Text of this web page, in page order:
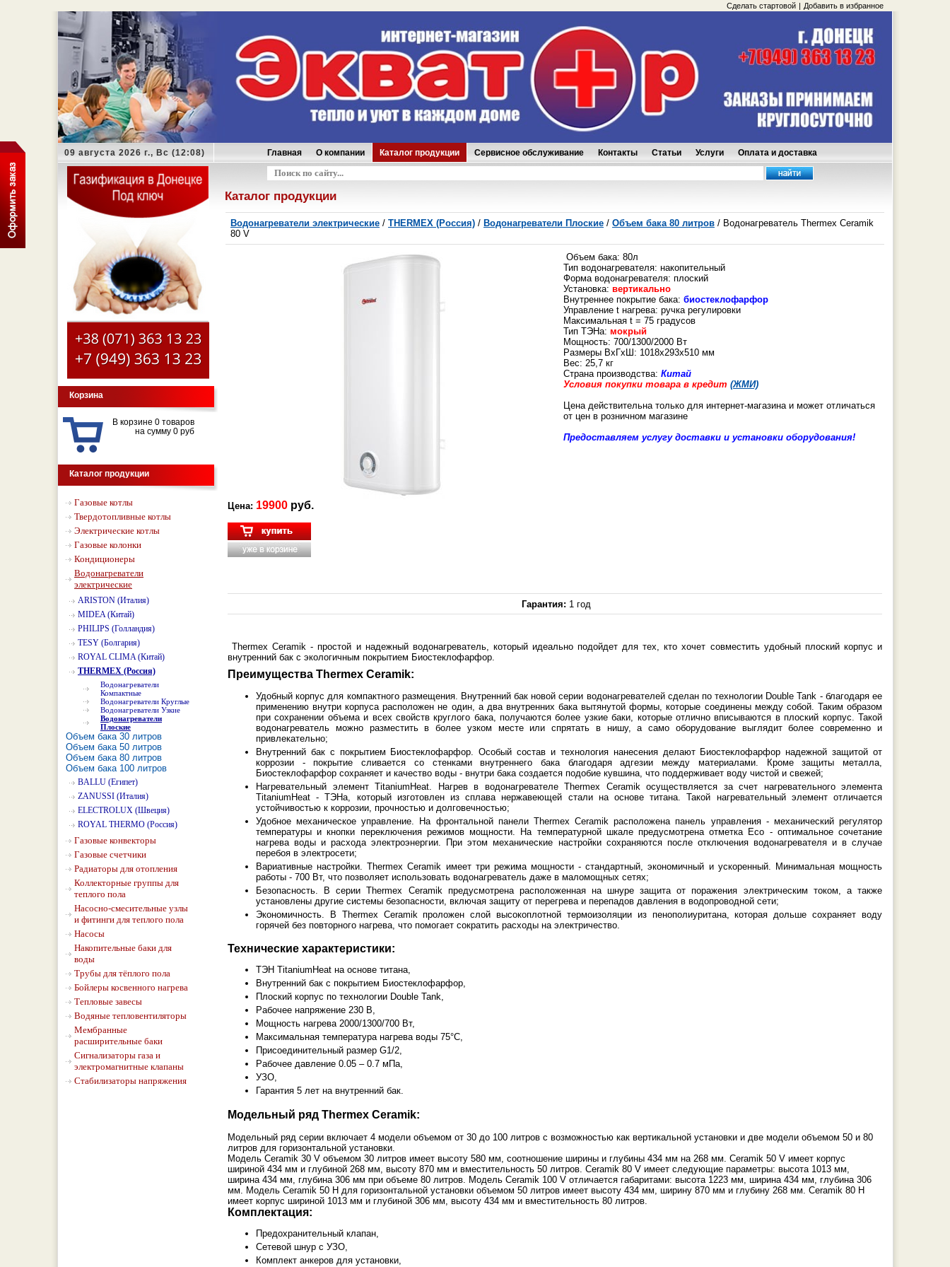
Сделать стартовой | Добавить в избранное
09 августа 2026 г., Вс (12:08) Главная О компании Каталог продукции Сервисное обслуживание Контакты Статьи Услуги
Оплата и доставка
Оформить заказ
Корзина
В корзине 0 товаров
на сумму 0 руб
Каталог продукции
Газовые котлы
Твердотопливные котлы
Электрические котлы
Газовые колонки
Кондиционеры
Водонагреватели
электрические
ARISTON (Италия)
MIDEA (Китай)
PHILIPS (Голландия)
TESY (Болгария)
ROYAL CLIMA (Китай)
THERMEX (Россия)
Водонагреватели
Компактные
Водонагреватели Круглые
Водонагреватели Узкие
Водонагреватели
Плоские
Объем бака 30 литров
Объем бака 50 литров
Объем бака 80 литров
Объем бака 100 литров
BALLU (Египет)
ZANUSSI (Италия)
ELECTROLUX (Швеция)
ROYAL THERMO (Россия)
Газовые конвекторы
Газовые счетчики
Радиаторы для отопления
Коллекторные группы для
теплого пола
Насосно-смесительные узлы
и фитинги для теплого пола
Насосы
Накопительные баки для
воды
Трубы для тёплого пола
Бойлеры косвенного нагрева
Тепловые завесы
Водяные тепловентиляторы
Мембранные
расширительные баки
Сигнализаторы газа и
электромагнитные клапаны
Стабилизаторы напряжения
Каталог продукции
Водонагреватели электрические / THERMEX (Россия) / Водонагреватели Плоские / Объем бака 80 литров / Водонагреватель Thermex Ceramik
80 V
Цена: 19900 руб.
Объем бака: 80л
Тип водонагревателя: накопительный
Форма водонагревателя: плоский
Установка: вертикально
Внутреннее покрытие бака: биостеклофарфор
Управление t нагрева: ручка регулировки
Максимальная t = 75 градусов
Тип ТЭНа: мокрый
Мощность: 700/1300/2000 Вт
Размеры ВхГхШ: 1018х293х510 мм
Вес: 25,7 кг
Страна производства: Китай
Условия покупки товара в кредит (ЖМИ)
Цена действительна только для интернет-магазина и может отличаться
от цен в розничном магазине
Предоставляем услугу доставки и установки оборудования!
Гарантия: 1 год
Thermex Ceramik - простой и надежный водонагреватель, который идеально подойдет для тех, кто хочет совместить удобный плоский корпус и
внутренний бак с экологичным покрытием Биостеклофарфор.
Преимущества Thermex Ceramik:
Удобный корпус для компактного размещения. Внутренний бак новой серии водонагревателей сделан по технологии Double Tank - благодаря ее
применению внутри корпуса расположен не один, а два внутренних бака вытянутой формы, которые соединены между собой. Таким образом
при сохранении объема и всех свойств круглого бака, получаются более узкие баки, которые отлично вписываются в плоский корпус. Такой
водонагреватель можно разместить в более узком месте или спрятать в нишу, а само оборудование выглядит более современно и
привлекательно;
Внутренний бак с покрытием Биостеклофарфор. Особый состав и технология нанесения делают Биостеклофарфор надежной защитой от
коррозии - покрытие сливается со стенками внутреннего бака благодаря адгезии между материалами. Кроме защиты металла,
Биостеклофарфор сохраняет и качество воды - внутри бака создается подобие кувшина, что поддерживает воду чистой и свежей;
Нагревательный элемент TitaniumHeat. Нагрев в водонагревателе Thermex Ceramik осуществляется за счет нагревательного элемента
TitaniumHeat - ТЭНа, который изготовлен из сплава нержавеющей стали на основе титана. Такой нагревательный элемент отличается
устойчивостью к коррозии, прочностью и долговечностью;
Удобное механическое управление. На фронтальной панели Thermex Ceramik расположена панель управления - механический регулятор
температуры и кнопки переключения режимов мощности. На температурной шкале предусмотрена отметка Eco - оптимальное сочетание
нагрева воды и расхода электроэнергии. При этом механические настройки сохраняются после отключения водонагревателя и в случае
перебоя в электросети;
Вариативные настройки. Thermex Ceramik имеет три режима мощности - стандартный, экономичный и ускоренный. Минимальная мощность
работы - 700 Вт, что позволяет использовать водонагреватель даже в маломощных сетях;
Безопасность. В серии Thermex Ceramik предусмотрена расположенная на шнуре защита от поражения электрическим током, а также
установлены другие системы безопасности, включая защиту от перегрева и перепадов давления в водопроводной сети;
Экономичность. В Thermex Ceramik проложен слой высокоплотной термоизоляции из пенополиуритана, которая дольше сохраняет воду
горячей без повторного нагрева, что помогает сократить расходы на электричество.
Технические характеристики:
ТЭН TitaniumHeat на основе титана,
Внутренний бак с покрытием Биостеклофарфор,
Плоский корпус по технологии Double Tank,
Рабочее напряжение 230 В,
Мощность нагрева 2000/1300/700 Вт,
Максимальная температура нагрева воды 75°С,
Присоединительный размер G1/2,
Рабочее давление 0.05 – 0.7 мПа,
УЗО,
Гарантия 5 лет на внутренний бак.
Модельный ряд Thermex Ceramik:
Модельный ряд серии включает 4 модели объемом от 30 до 100 литров с возможностью как вертикальной установки и две модели объемом 50 и 80
литров для горизонтальной установки.
Модель Ceramik 30 V объемом 30 литров имеет высоту 580 мм, соотношение ширины и глубины 434 мм на 268 мм. Ceramik 50 V имеет корпус
шириной 434 мм и глубиной 268 мм, высоту 870 мм и вместительность 50 литров. Ceramik 80 V имеет следующие параметры: высота 1013 мм,
ширина 434 мм, глубина 306 мм при объеме 80 литров. Модель Ceramik 100 V отличается габаритами: высота 1223 мм, ширина 434 мм, глубина 306
мм. Модель Ceramik 50 H для горизонтальной установки объемом 50 литров имеет высоту 434 мм, ширину 870 мм и глубину 268 мм. Ceramik 80 H
имеет корпус шириной 1013 мм и глубиной 306 мм, высоту 434 мм и вместительность 80 литров.
Комплектация:
Предохранительный клапан,
Сетевой шнур с УЗО,
Комплект анкеров для установки,